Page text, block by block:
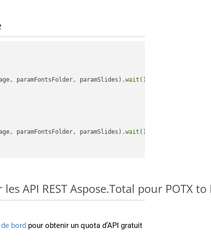
paramFontsFolder, paramSlides).wait ();
paramFontsFolder, paramSlides).wait ();
API REST Aspose.Total pour POTX to
bord pour obtenir un quota d’API gratuit